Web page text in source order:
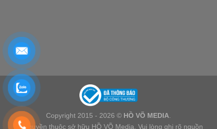
Copyright 2015 - 2026 © HỒ VÕ MEDIA
Bản quyền thuộc sở hữu HỒ VÕ Media. Vui lòng ghi rõ nguồn